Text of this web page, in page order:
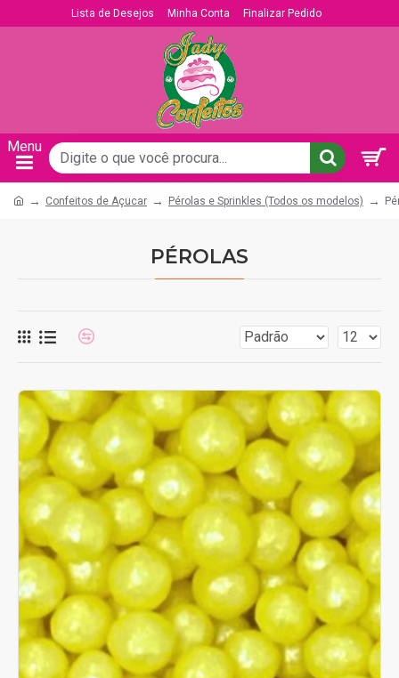
Lista de Desejos Minha Conta Finalizar Pedido
Confeitos de Açucar Pérolas e Sprinkles (Todos os modelos)
PÉROLAS